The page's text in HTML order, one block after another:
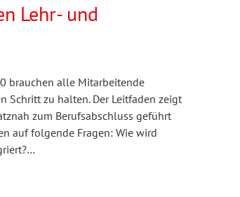
Lehr- und
brauchen alle Mitarbeitende
Schritt zu halten. Der Leitfaden zeigt
zum Berufsabschluss geführt
auf folgende Fragen: Wie wird